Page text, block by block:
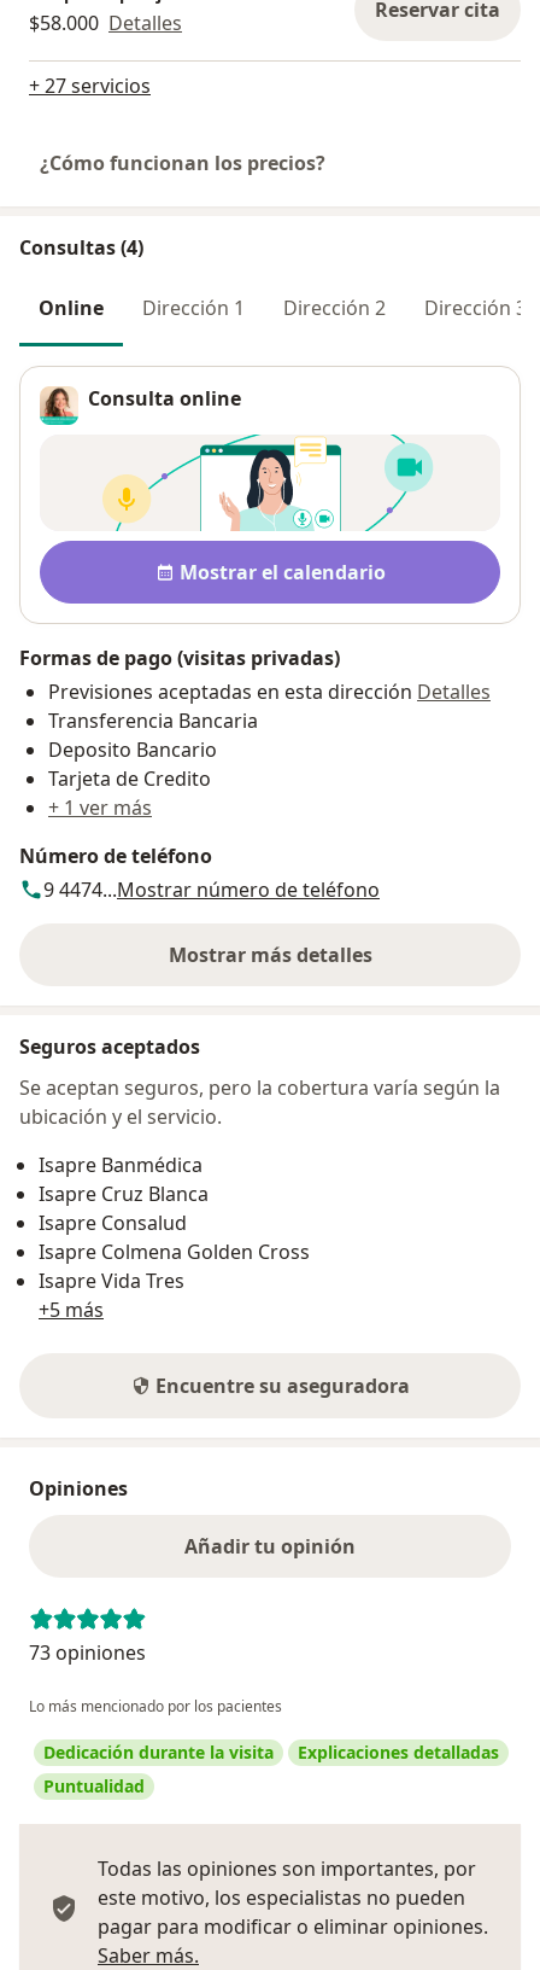
$58.000 Detalles Reservar cita
+ 27 servicios
¿Cómo funcionan los precios?
Consultas (4)
Online Dirección 1 Dirección 2 Dirección 3
Consulta online
Disponibilidad
Mostrar el calendario
Formas de pago (visitas privadas)
Previsiones aceptadas en esta dirección Detalles
Transferencia Bancaria
Deposito Bancario
Tarjeta de Credito
+ 1 ver más
Número de teléfono
9 4474...Mostrar número de teléfono
Mostrar más detalles
sobre la dirección
Seguros aceptados
Se aceptan seguros, pero la cobertura varía según la
ubicación y el servicio.
Isapre Banmédica
Isapre Cruz Blanca
Isapre Consalud
Isapre Colmena Golden Cross
Isapre Vida Tres
+5 más
Encuentre su aseguradora
Opiniones
Añadir tu opinión
73 opiniones
Lo más mencionado por los pacientes
Dedicación durante la visita
Explicaciones detalladas
Puntualidad
Todas las opiniones son importantes, por
este motivo, los especialistas no pueden
pagar para modificar o eliminar opiniones.
Saber más.